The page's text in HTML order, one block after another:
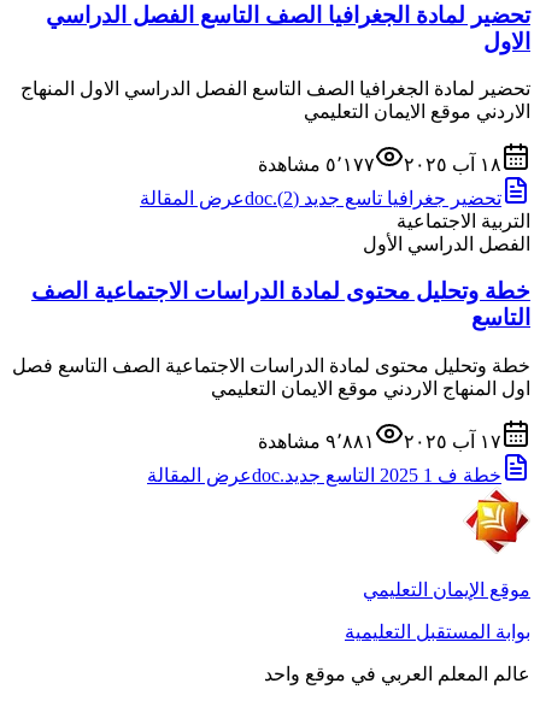
تحضير لمادة الجغرافيا الصف التاسع الفصل الدراسي
الاول
تحضير لمادة الجغرافيا الصف التاسع الفصل الدراسي الاول المنهاج
الاردني موقع الايمان التعليمي
١٨ آب ٢٠٢٥ ٥٬١٧٧ مشاهدة
تحضير جغرافيا تاسع جديد (2).doc
عرض المقالة
التربية الاجتماعية
الفصل الدراسي الأول
خطة وتحليل محتوى لمادة الدراسات الاجتماعية الصف
التاسع
خطة وتحليل محتوى لمادة الدراسات الاجتماعية الصف التاسع فصل
اول المنهاج الاردني موقع الايمان التعليمي
١٧ آب ٢٠٢٥ ٩٬٨٨١ مشاهدة
خطة ف 1 2025 التاسع جديد.doc
عرض المقالة
موقع الإيمان التعليمي
بوابة المستقبل التعليمية
عالم المعلم العربي في موقع واحد